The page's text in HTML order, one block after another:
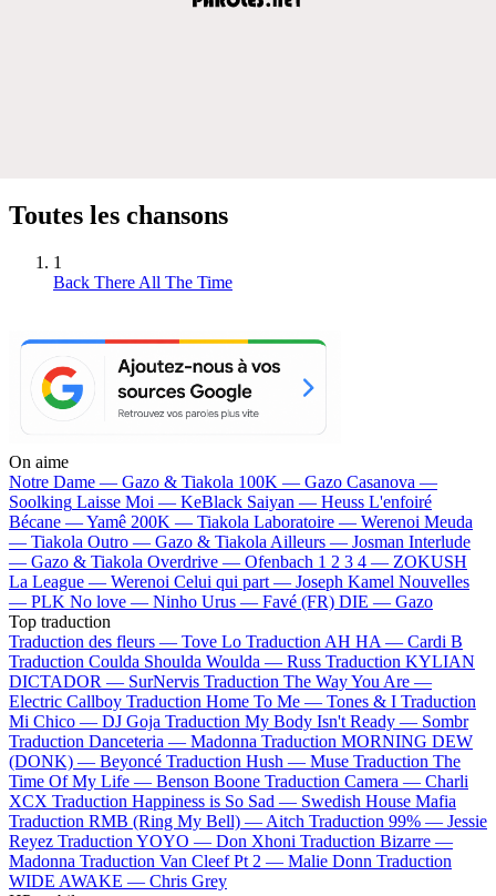
Toutes les chansons
1
Back There All The Time
On aime
Notre Dame — Gazo & Tiakola 100K — Gazo Casanova —
Soolking Laisse Moi — KeBlack Saiyan — Heuss L'enfoiré
Bécane —Yamê 200K — Tiakola Laboratoire — Werenoi Meuda
— Tiakola Outro — Gazo & Tiakola Ailleurs — Josman Interlude
— Gazo & Tiakola Overdrive — Ofenbach 1 2 3 4 — ZOKUSH
La League — Werenoi Celui qui part — Joseph Kamel Nouvelles
— PLK No love — Ninho Urus — Favé (FR) DIE — Gazo
Top traduction
Traduction des fleurs — Tove Lo Traduction AH HA — Cardi B
Traduction Coulda Shoulda Woulda — Russ Traduction KYLIAN
DICTADOR — SurNervis Traduction The Way You Are —
Electric Callboy Traduction Home To Me — Tones & I Traduction
Mi Chico — DJ Goja Traduction My Body Isn't Ready — Sombr
Traduction Danceteria — Madonna Traduction MORNING DEW
(DONK) — Beyoncé Traduction Hush — Muse Traduction The
Time Of My Life — Benson Boone Traduction Camera — Charli
XCX Traduction Happiness is So Sad — Swedish House Mafia
Traduction RMB (Ring My Bell) — Aitch Traduction 99% — Jessie
Reyez Traduction YOYO — Don Xhoni Traduction Bizarre —
Madonna Traduction Van Cleef Pt 2 — Malie Donn Traduction
WIDE AWAKE — Chris Grey